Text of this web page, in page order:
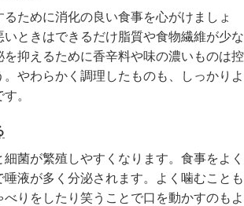
るために消化の良い食事を心がけましょ
いときはできるだけ脂質や食物繊維が少な
を抑えるために香辛料や味の濃いものは控
。やわらかく調理したものも、しっかりよ
。
菌が繁殖しやすくなります。食事をよく
液が多く分泌されます。よく噛むことも
りをしたり笑うことで口を動かすのもよ